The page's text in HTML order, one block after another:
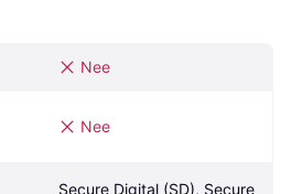
Nee
Nee
Secure Digital (SD), Secure